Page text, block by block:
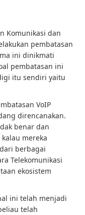
Komunikasi dan
pembatasan
ini dinikmati
pembatasan ini
itu sendiri yaitu
VoIP
direncanakan.
benar dan
mereka
berbagai
Telekomunikasi
ekosistem
ini telah menjadi
telah